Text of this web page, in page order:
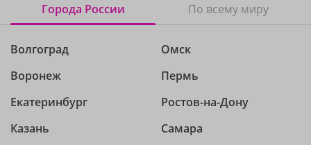
Города России По всему миру
Волгоград
Воронеж
Екатеринбург
Казань
Омск
Пермь
Ростов-на-Дону
Самара